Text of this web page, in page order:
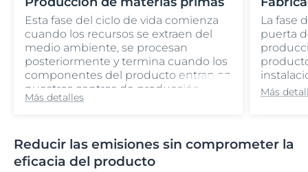
Esta fase del ciclo de vida comienza
cuando los recursos se extraen del
medio ambiente, se procesan
posteriormente y termina cuando los
componentes del producto entran en
nuestros centros de producción.
Más detalles
La fase
puerta
Más
Reducir las emisiones sin comprometer la
eficacia del producto